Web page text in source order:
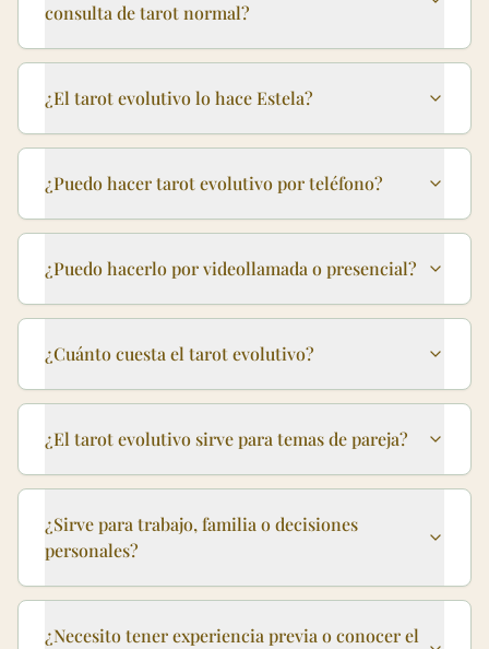
consulta de tarot normal?
¿El tarot evolutivo lo hace Estela?
¿Puedo hacer tarot evolutivo por teléfono?
¿Puedo hacerlo por videollamada o presencial?
¿Cuánto cuesta el tarot evolutivo?
¿El tarot evolutivo sirve para temas de pareja?
¿Sirve para trabajo, familia o decisiones
personales?
¿Necesito tener experiencia previa o conocer el